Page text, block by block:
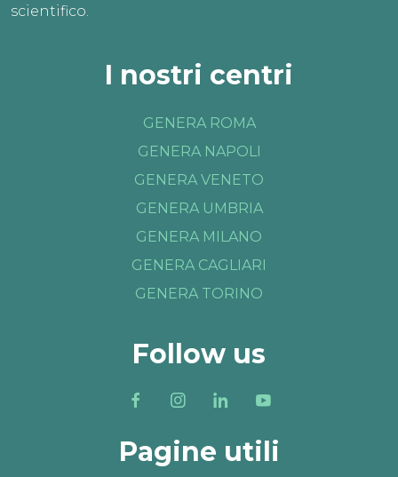
scientifico.
I nostri centri
GENERA ROMA
GENERA NAPOLI
GENERA VENETO
GENERA UMBRIA
GENERA MILANO
GENERA CAGLIARI
GENERA TORINO
Follow us
Pagine utili